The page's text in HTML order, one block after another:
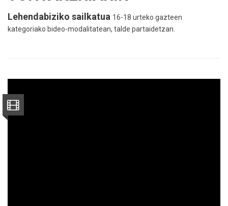
Lehendabiziko sailkatua 16-18 urteko gazteen
kategoriako bideo-modalitatean, talde partaidetzan.